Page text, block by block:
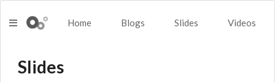
Home Blogs Slides Videos
Slides